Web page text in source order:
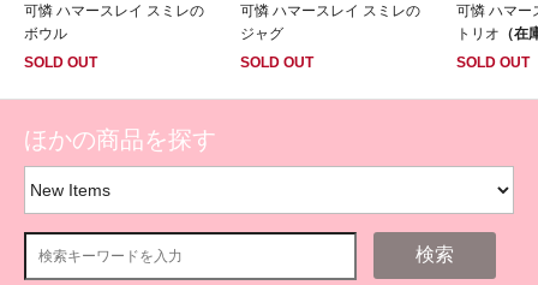
可憐 ハマースレイ スミレの
ボウル
SOLD OUT
可憐 ハマースレイ スミレの
ジャグ
SOLD OUT
可憐 ハマー
トリオ （在
SOLD OUT
ほかの商品を探す
検索